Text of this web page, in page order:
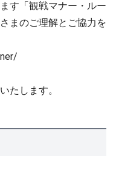
す「観戦マナー・ルー
まのご理解とご協力を
たします。